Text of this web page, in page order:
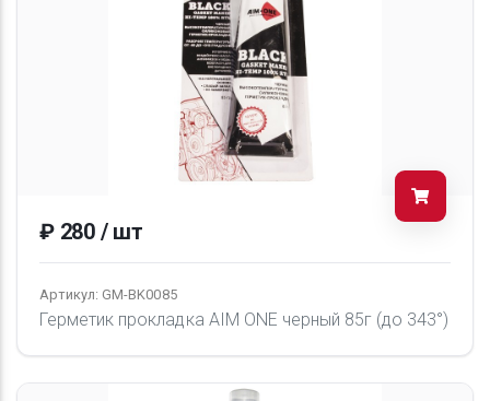
₽ 280 / шт
Артикул: GM-BK0085
Герметик прокладка AIM ONE черный 85г (до 343°)